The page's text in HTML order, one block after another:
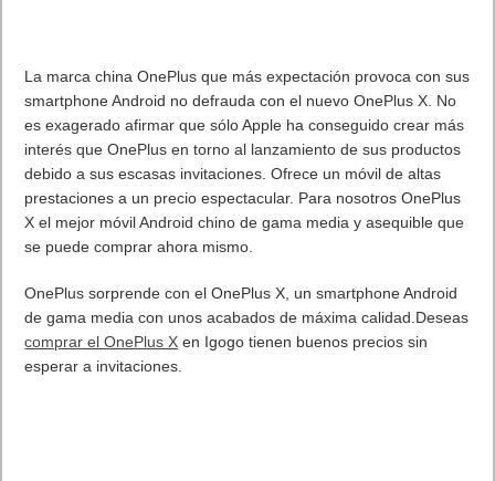
La marca china OnePlus que más expectación provoca con sus
smartphone Android no defrauda con el nuevo OnePlus X. No
es exagerado afirmar que sólo Apple ha conseguido crear más
interés que OnePlus en torno al lanzamiento de sus productos
debido a sus escasas invitaciones. Ofrece un móvil de altas
prestaciones a un precio espectacular. Para nosotros OnePlus
X el mejor móvil Android chino de gama media y asequible que
se puede comprar ahora mismo.
OnePlus sorprende con el OnePlus X, un smartphone Android
de gama media con unos acabados de máxima calidad.Deseas
comprar el OnePlus Xen Igogo tienen buenos precios sin
esperar a invitaciones.